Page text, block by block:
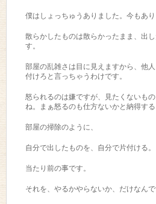
僕はしょっちゅうありました。今もあり
散らかしたものは散らかったまま、出
す。
部屋の乱雑さは目に見えますから、他
付けろと言っちゃうわけです。
怒られるのは嫌ですが、見たくないも
ね。まぁ怒るのも仕方ないかと納得する
部屋の掃除のように、
自分で出したものを、自分で片付ける。
当たり前の事です。
それを、やるかやらないか、だけなんで